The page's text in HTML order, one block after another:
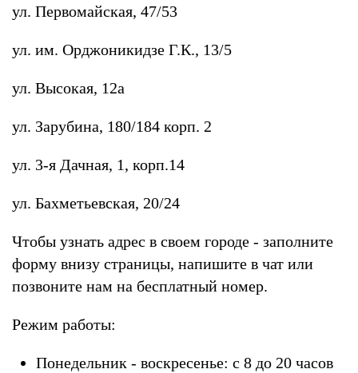
ул. Первомайская, 47/53
ул. им. Орджоникидзе Г.К., 13/5
ул. Высокая, 12а
ул. Зарубина, 180/184 корп. 2
ул. 3-я Дачная, 1, корп.14
ул. Бахметьевская, 20/24
Чтобы узнать адрес в своем городе - заполните
форму внизу страницы, напишите в чат или
позвоните нам на бесплатный номер.
Режим работы:
Понедельник - воскресенье: с 8 до 20 часов